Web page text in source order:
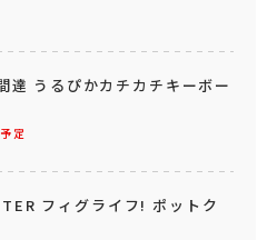
定
達 うるぴかカチカチキーボー
フィグライフ! ポットク